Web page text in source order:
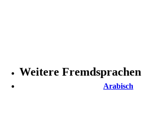
Weitere Fremdsprachen
Arabisch